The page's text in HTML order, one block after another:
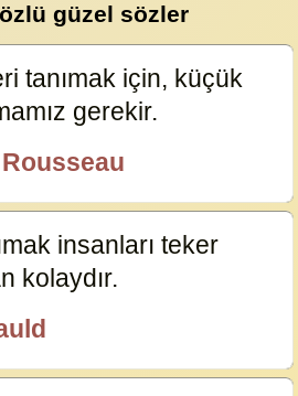
güzel sözler
tanımak için, küçük
gerekir.
insanları teker
kolaydır.